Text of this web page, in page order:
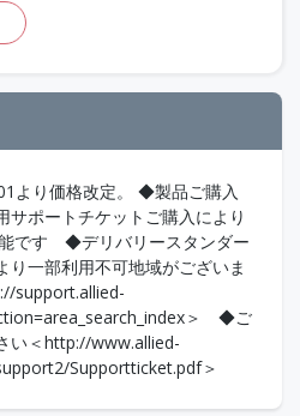
より価格改定。 ◆製品ご購入
サポートチケットご購入により
です ◆デリバリースタンダー
り一部利用不可地域がございま
support.allied-
＞ ◆ご
い＜http://www.allied-
Supportticket.pdf＞